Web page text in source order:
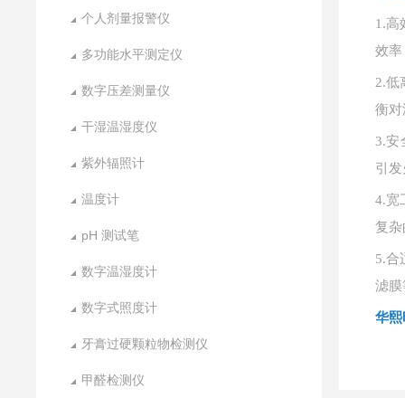
个人剂量报警仪
多功能水平测定仪
数字压差测量仪
干湿温湿度仪
紫外辐照计
温度计
pH 测试笔
数字温湿度计
数字式照度计
牙膏过硬颗粒物检测仪
甲醛检测仪
1.高
效
2.低
衡
3.安
引
4.宽
复
5.合
滤
华